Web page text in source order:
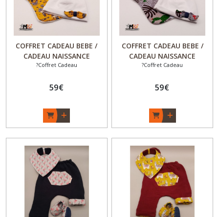
COFFRET CADEAU BEBE /
CADEAU NAISSANCE
ORIGINAL - Chaussons
bavoir - Garçon - " Pirate
Made in France
?Coffret Cadeau
59€
COFFRET CADEAU BEBE /
CADEAU NAISSANCE
ORIGINAL - Chaussons
bavoir - Garçon - " Feuilles
Made in France
?Coffret Cadeau
59€